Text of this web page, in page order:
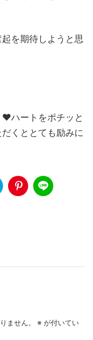
を期待しようと思
❤ハートをポチッと
くととても励みに
ません。 ※ が付いてい